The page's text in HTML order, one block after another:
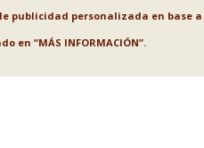
publicidad personalizada en base
en “MÁS INFORMACIÓN”.